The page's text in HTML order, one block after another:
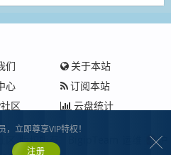
们
关于本站
心
订阅本站
区 云盘统计
版权所有.
沪
立即尊享VIP特权！
注册